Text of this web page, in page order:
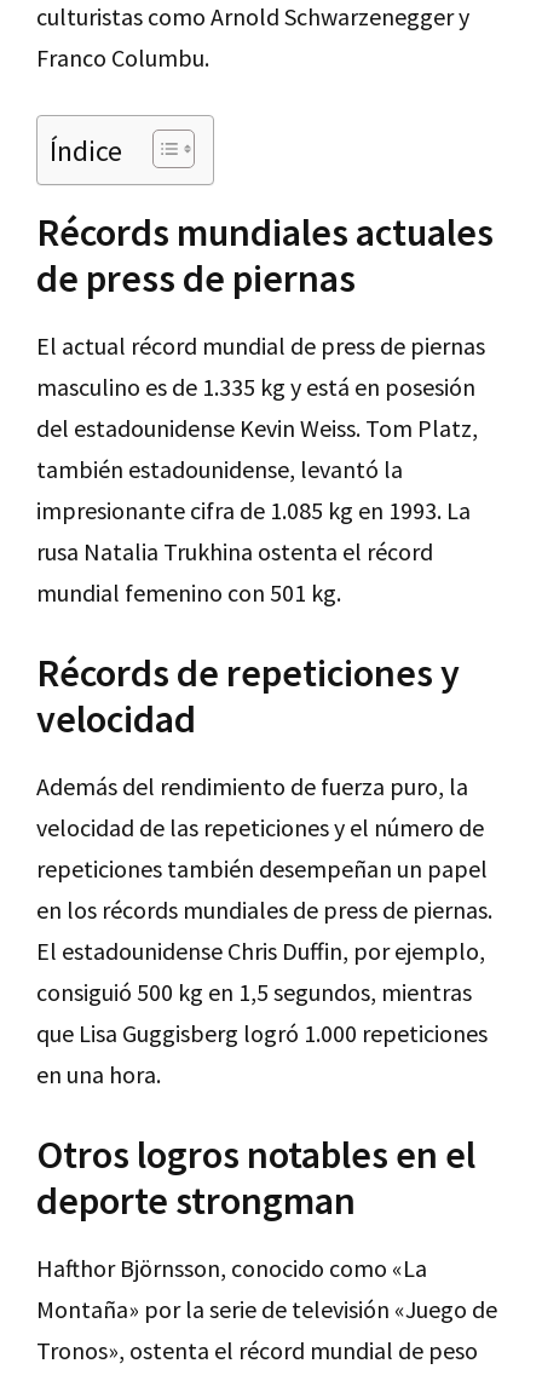
culturistas como Arnold Schwarzenegger y
Franco Columbu.
Índice
Récords mundiales actuales
de press de piernas
El actual récord mundial de press de piernas
masculino es de 1.335 kg y está en posesión
del estadounidense Kevin Weiss. Tom Platz,
también estadounidense, levantó la
impresionante cifra de 1.085 kg en 1993. La
rusa Natalia Trukhina ostenta el récord
mundial femenino con 501 kg.
Récords de repeticiones y
velocidad
Además del rendimiento de fuerza puro, la
velocidad de las repeticiones y el número de
repeticiones también desempeñan un papel
en los récords mundiales de press de piernas.
El estadounidense Chris Duffin, por ejemplo,
consiguió 500 kg en 1,5 segundos, mientras
que Lisa Guggisberg logró 1.000 repeticiones
en una hora.
Otros logros notables en el
deporte strongman
Hafthor Björnsson, conocido como «La
Montaña» por la serie de televisión «Juego de
Tronos», ostenta el récord mundial de peso